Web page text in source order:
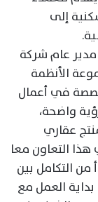
إلى
مدير عام شركة
الأنظمة
في أعمال
واضحة،
عقاري
التعاون معا
من التكامل بين
العمل مع